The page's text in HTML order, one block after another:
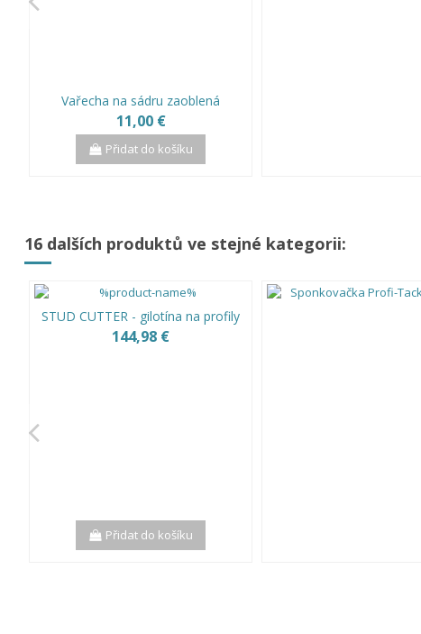
Vařecha na sádru zaoblená
11,00 €
Přidat do košíku
16 dalších produktů ve stejné kategorii:
STUD CUTTER - gilotína na profily
144,98 €
Přidat do košíku